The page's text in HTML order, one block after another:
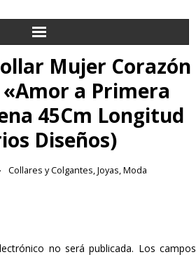
Mujer Corazón
«Amor a Primera
45Cm Longitud
Diseños)
Collares y Colgantes,Joyas,Moda
no será publicada. Los campos